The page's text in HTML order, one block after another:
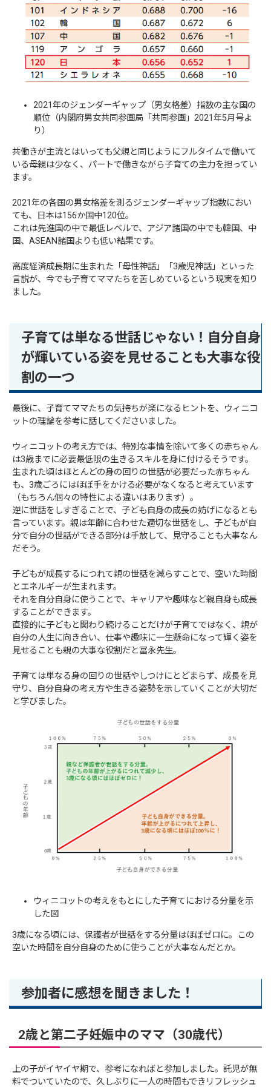
2021年のジェンダーギャップ（男女格差）指数の主な国の
順位（内閣府男女共同参画局「共同参画」2021年5月号よ
り）
共働きが主流とはいっても父親と同じようにフルタイムで働いて
いる母親は少なく、パートで働きながら子育ての主力を担ってい
ます。
2021年の各国の男女格差を測るジェンダーギャップ指数におい
ても、日本は156か国中120位。
これは先進国の中で最低レベルで、アジア諸国の中でも韓国、中
国、ASEAN諸国よりも低い結果です。
高度経済成長期に生まれた「母性神話」「3歳児神話」といった
言説が、今でも子育てママたちを苦しめているという現実を知り
ました。
子育ては単なる世話じゃない！自分自身
が輝いている姿を見せることも大事な役
割の一つ
最後に、子育てママたちの気持ちが楽になるヒントを、ウィニコ
ットの理論を参考に話してくださいました。
ウィニコットの考え方では、特別な事情を除いて多くの赤ちゃん
は3歳までに必要最低限の生きるスキルを身に付けるそうです。
生まれた頃はほとんどの身の回りの世話が必要だった赤ちゃん
も、3歳ごろにはほぼ手をかける必要がなくなると考えています
（もちろん個々の特性による違いはあります）。
逆に世話をしすぎることで、子ども自身の成長の妨げになるとも
言っています。親は年齢に合わせた適切な世話をし、子どもが自
分で自分の世話ができる部分は手放して、見守ることも大事なん
だそう。
子どもが成長するにつれて親の世話を減らすことで、空いた時間
とエネルギーが生まれます。
それを自分自身に使うことで、キャリアや趣味など親自身も成長
することができます。
直接的に子どもと関わり続けることだけが子育てではなく、親が
自分の人生に向き合い、仕事や趣味に一生懸命になって輝く姿を
見せることも親の大事な役割だと冨永先生。
子育ては単なる身の回りの世話やしつけにとどまらず、成長を見
守り、自分自身の考え方や生きる姿勢を示していくことが大切だ
と学びました。
ウィニコットの考えをもとにした子育てにおける分量を示
した図
3歳になる頃には、保護者が世話をする分量はほぼゼロに。この
空いた時間を自分自身のために使うことが大事なんだとか。
参加者に感想を聞きました！
2歳と第二子妊娠中のママ（30歳代）
上の子がイヤイヤ期で、参考になればと参加しました。託児が無
料でついていたので、久しぶりに一人の時間もできリフレッシュ